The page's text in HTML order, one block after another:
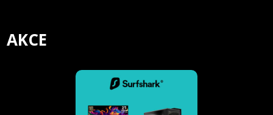
AKCE